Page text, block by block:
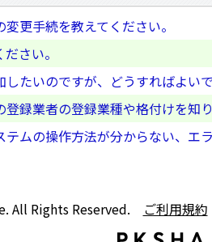
更手続を教えてください。
さい。
したいのですが、どうすればよい
登録業者の登録業種や格付けを知
テムの操作方法が分からない、エ
All Rights Reserved. ご利用規約